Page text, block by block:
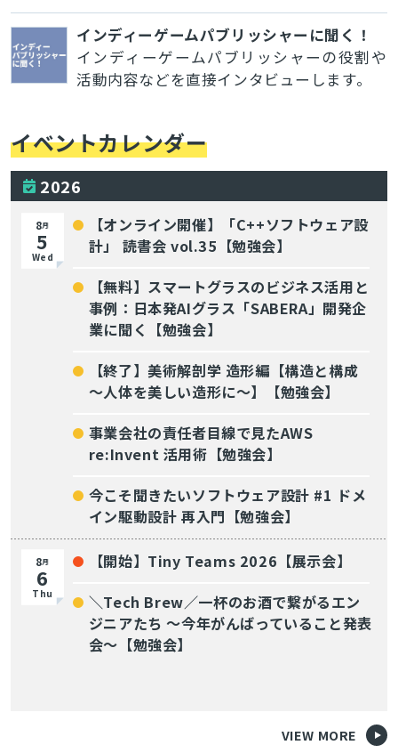
インディーゲームパブリッシャーに聞く！
インディーゲームパブリッシャーの役割や
活動内容などを直接インタビューします。
イベントカレンダー
2026
8月
5
Wed
【オンライン開催】「C++ソフトウェア設
計」 読書会 vol.35【勉強会】
【無料】スマートグラスのビジネス活用と
事例：日本発AIグラス「SABERA」開発企
業に聞く【勉強会】
【終了】美術解剖学 造形編【構造と構成
～人体を美しい造形に～】【勉強会】
事業会社の責任者目線で見たAWS
re:Invent 活用術【勉強会】
今こそ聞きたいソフトウェア設計 #1 ドメ
イン駆動設計 再入門【勉強会】
8月
6
Thu
【開始】Tiny Teams 2026【展示会】
＼Tech Brew／一杯のお酒で繋がるエン
ジニアたち 〜今年がんばっていること発表
会〜【勉強会】
VIEW MORE